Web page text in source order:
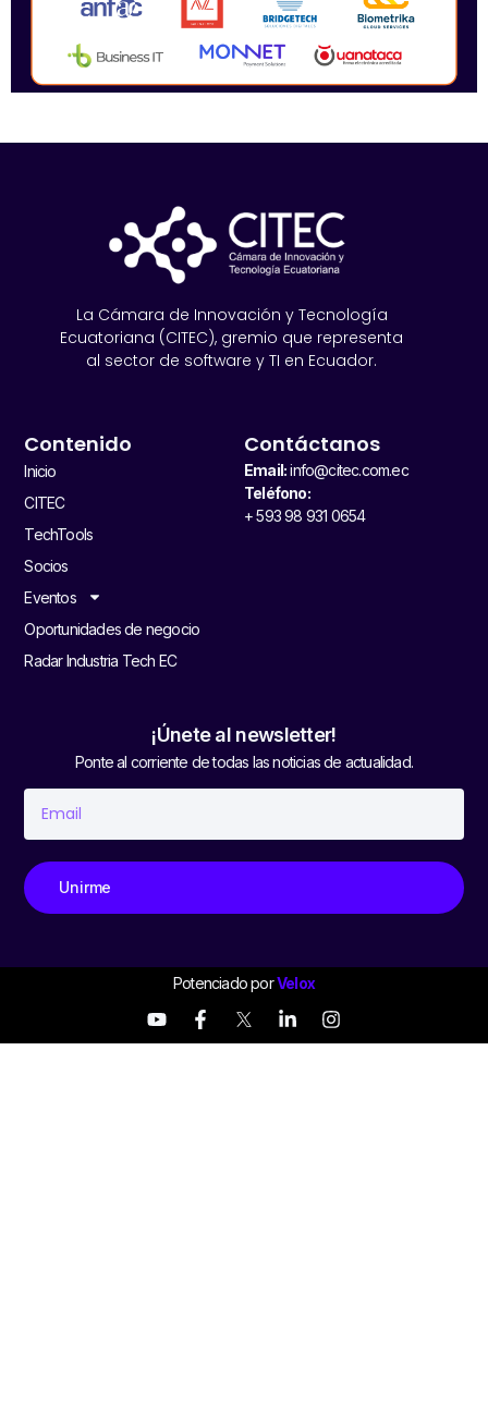
La Cámara de Innovación y Tecnología
Ecuatoriana (CITEC), gremio que representa
al sector de software y TI en Ecuador.
Contenido
Inicio
CITEC
TechTools
Socios
Eventos
Oportunidades de negocio
Radar Industria Tech EC
Contáctanos
Email:info@citec.com.ec
Teléfono:
+ 593 98 931 0654
¡Únete al newsletter!
Ponte al corriente de todas las noticias de actualidad.
Unirme
Potenciado porVelox